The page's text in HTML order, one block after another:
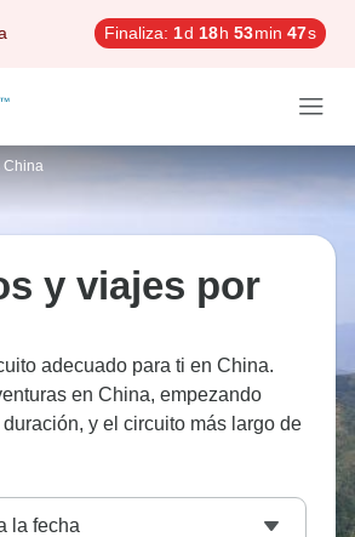
Finaliza: 1d 18h 53min 45s
China
y viajes por
adecuado para ti en China.
en China, empezando
y el circuito más largo de
la fecha